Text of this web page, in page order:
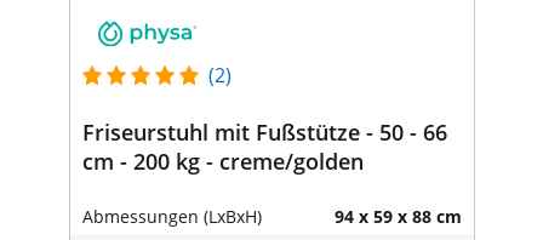
(2)
Friseurstuhl mit Fußstütze - 50 - 66
cm - 200 kg - creme/golden
Abmessungen (LxBxH) 94 x 59 x 88 cm